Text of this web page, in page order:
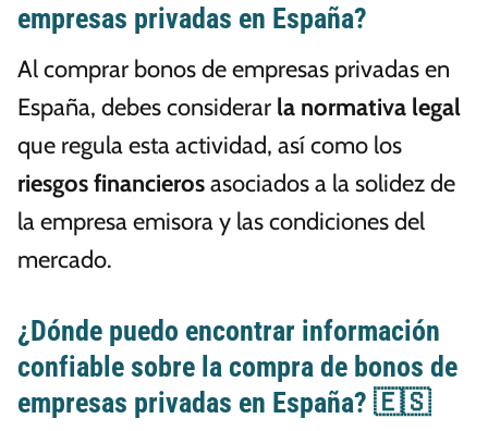
empresas privadas en España?
Al comprar bonos de empresas privadas en
España, debes considerar la normativa legal
que regula esta actividad, así como los
riesgos financierosasociados a la solidez de
la empresa emisora y las condiciones del
mercado.
¿Dónde puedo encontrar información
confiable sobre la compra de bonos de
empresas privadas en España? 🇪🇸